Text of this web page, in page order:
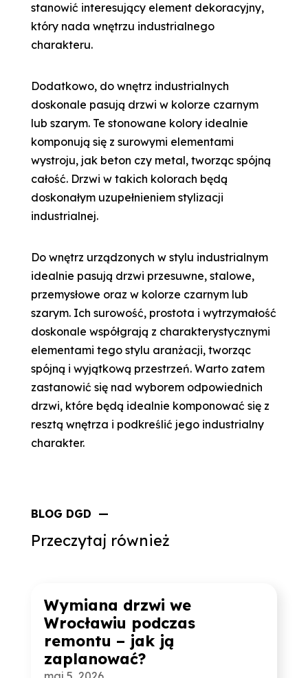
stanowić interesujący element dekoracyjny,
który nada wnętrzu industrialnego
charakteru.
Dodatkowo, do wnętrz industrialnych
doskonale pasują drzwi w kolorze czarnym
lub szarym. Te stonowane kolory idealnie
komponują się z surowymi elementami
wystroju, jak beton czy metal, tworząc spójną
całość. Drzwi w takich kolorach będą
doskonałym uzupełnieniem stylizacji
industrialnej.
Do wnętrz urządzonych w stylu industrialnym
idealnie pasują drzwi przesuwne, stalowe,
przemysłowe oraz w kolorze czarnym lub
szarym. Ich surowość, prostota i wytrzymałość
doskonale współgrają z charakterystycznymi
elementami tego stylu aranżacji, tworząc
spójną i wyjątkową przestrzeń. Warto zatem
zastanowić się nad wyborem odpowiednich
drzwi, które będą idealnie komponować się z
resztą wnętrza i podkreślić jego industrialny
charakter.
BLOG DGD —
Przeczytaj również
Wymiana drzwi we
Wrocławiu podczas
remontu – jak ją
zaplanować?